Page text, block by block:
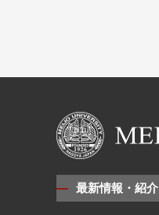
最新情報・紹介